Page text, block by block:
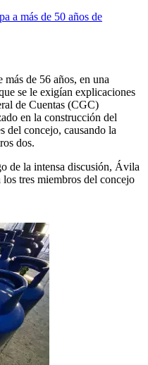
a más de 50 años de
de 56 años, en una
se le exigían explicaciones
de Cuentas (CGC)
en la construcción del
del concejo, causando la
dos.
de la intensa discusión, Ávila
tres miembros del concejo